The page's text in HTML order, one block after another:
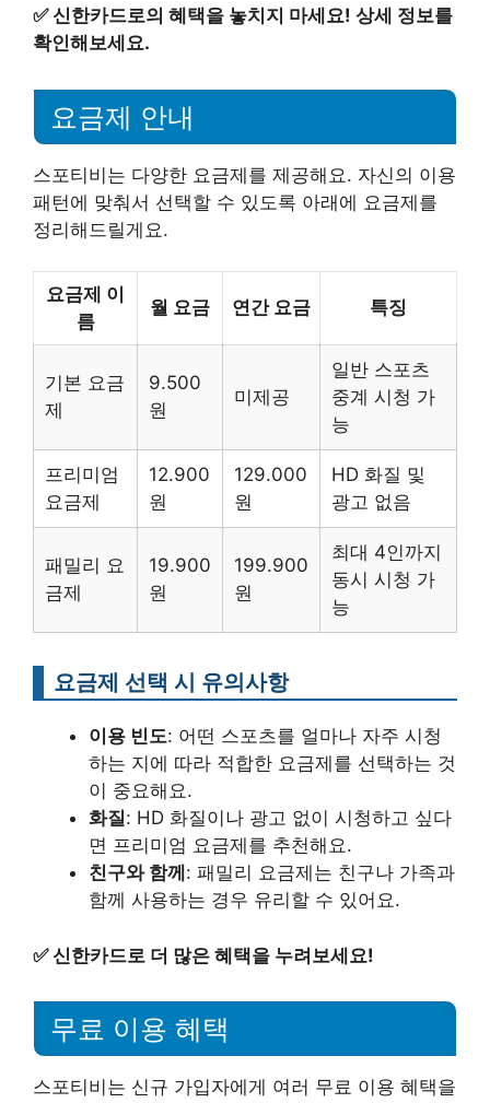
✅신한카드로의 혜택을 놓치지 마세요! 상세 정보를
확인해보세요.
요금제 안내
스포티비는 다양한 요금제를 제공해요. 자신의 이용
패턴에 맞춰서 선택할 수 있도록 아래에 요금제를
정리해드릴게요.
요금제 이
름
월 요금 연간 요금 특징
기본 요금
제
9.500
원
미제공
일반 스포츠
중계 시청 가
능
프리미엄
요금제
12.900
원
129.000
원
HD 화질 및
광고 없음
패밀리 요
금제
19.900
원
199.900
원
최대 4인까지
동시 시청 가
능
요금제 선택 시 유의사항
이용 빈도: 어떤 스포츠를 얼마나 자주 시청
하는 지에 따라 적합한 요금제를 선택하는 것
이 중요해요.
화질: HD 화질이나 광고 없이 시청하고 싶다
면 프리미엄 요금제를 추천해요.
친구와 함께 : 패밀리 요금제는 친구나 가족과
함께 사용하는 경우 유리할 수 있어요.
✅신한카드로 더 많은 혜택을 누려보세요!
무료 이용 혜택
스포티비는 신규 가입자에게 여러 무료 이용 혜택을